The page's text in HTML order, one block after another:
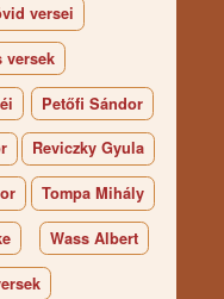
versei
versek
Petőfi Sándor
Reviczky Gyula
Tompa Mihály
Wass Albert